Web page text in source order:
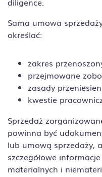
Sama umowa
określać:
zakres
przejmowane
zasady
kwestie
Sprzedaż
powinna być
lub umową sprzedaży,
szczegółowe
materialnych i